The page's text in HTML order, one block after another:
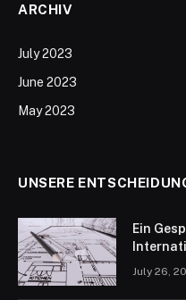
ARCHIV
July 2023
June 2023
May 2023
UNSERE
Ein
July 26,